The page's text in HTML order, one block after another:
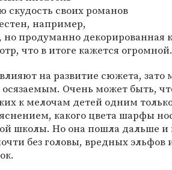
своих романов
например,
продуманно декорированная
что в итоге кажется огромной.
на развитие сюжета, зато
Очень может быть,
к мелочам детей одним
какого цвета шарфы
школы. Но она пошла дальше и
без головы, вредных эльфов